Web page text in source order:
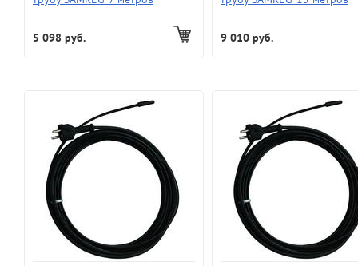
5 098 руб. 9 010 руб.